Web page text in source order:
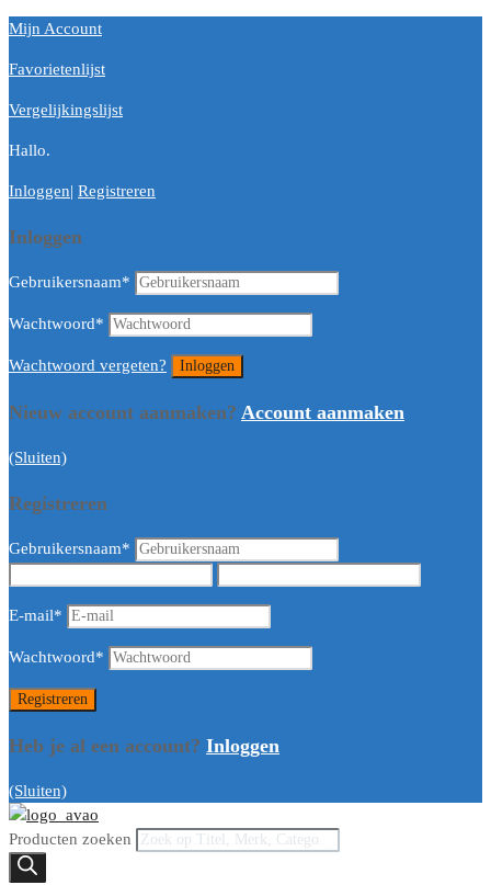
Mijn Account
Favorietenlijst
Vergelijkingslijst
Hallo.
Inloggen| Registreren
Inloggen
Gebruikersnaam*
Wachtwoord*
Wachtwoord vergeten?
Nieuw account aanmaken? Account aanmaken
(Sluiten)
Registreren
Gebruikersnaam*
E-mail*
Wachtwoord*
Heb je al een account? Inloggen
(Sluiten)
Producten zoeken